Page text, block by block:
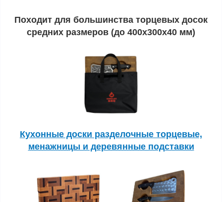
Походит для большинства торцевых досок
средних размеров (до 400х300х40 мм)
Кухонные доски разделочные торцевые,
менажницы и деревянные подставки